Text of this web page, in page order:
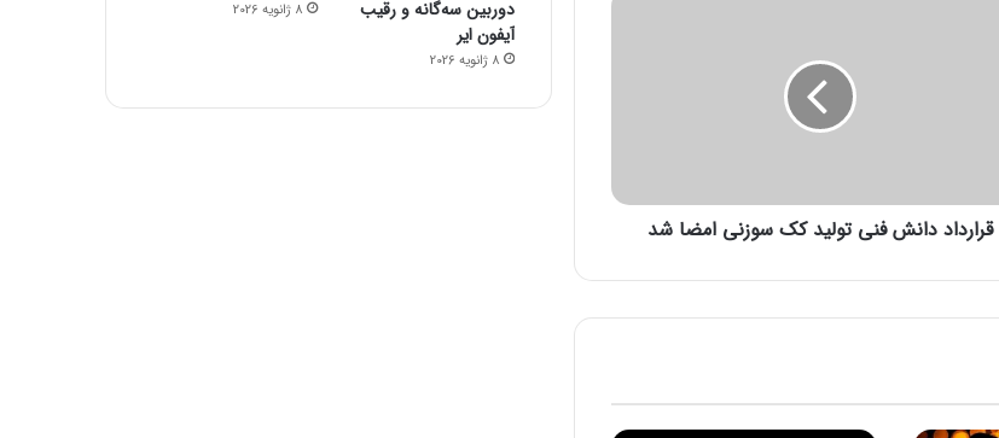
قرارداد دانش فنی تولید کک سوزنی امضا شد
دوربین سه‌گانه و رقیب
آیفون ایر
8 ژانویه 2026
8 ژانویه 2026